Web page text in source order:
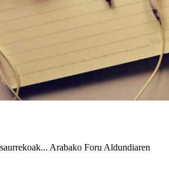
Arabako Foru Aldundiaren